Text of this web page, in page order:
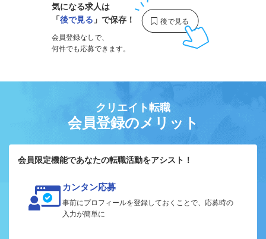
気になる求人は
「後で見る 」で保存！
会員登録なしで、
何件でも応募できます。
クリエイト転職
会員登録のメリット
会員限定機能であなたの転職活動をアシスト！
カンタン応募
事前にプロフィールを登録しておくことで、応募時の
入力が簡単に